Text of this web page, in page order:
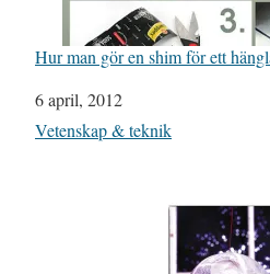
Hur man gör en shim för ett
Datum
6 april, 2012
I relation till
Vetenskap & teknik